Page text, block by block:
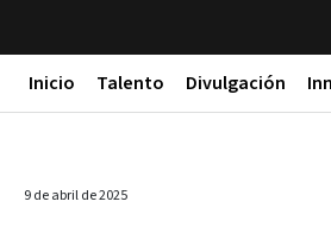
Inicio Talento Divulgación
9 de abril de 2025